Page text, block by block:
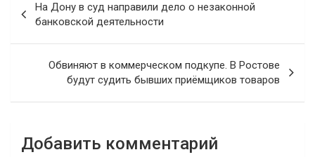
по
записям
На Дону в суд направили дело о незаконной
банковской деятельности
Обвиняют в коммерческом подкупе. В Ростове
будут судить бывших приёмщиков товаров
Добавить комментарий